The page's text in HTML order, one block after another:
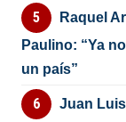
Raquel
Paulino: “Ya
un país”
Juan